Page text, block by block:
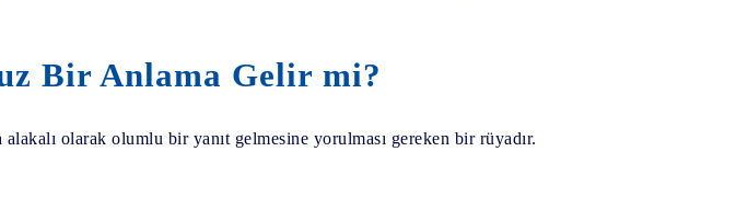
Bir Anlama Gelir mi?
olarak olumlu bir yanıt gelmesine yorulması gereken bir rüyadır.